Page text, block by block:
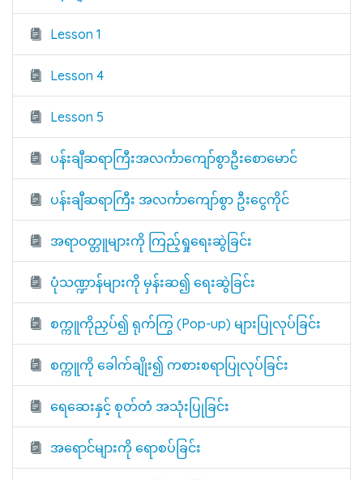
Lesson 1
Lesson 4
Lesson 5
ပန်းချီဆရာကြီးအလင်္ကာကျော်စွာဦးစောမောင်
ပန်းချီဆရာကြီး အလင်္ကာကျော်စွာ ဦးငွေကိုင်
အရာဝတ္တူများကို ကြည့်ရှုရေးဆွဲခြင်း
ပုံသဏ္ဍာန်များကို မှန်းဆ၍ ရေးဆွဲခြင်း
စက္ကူကိုညှပ်၍ ရုက်ကြွ (Pop-up) များပြုလုပ်ခြင်း
စက္ကူကို ခေါက်ချိုး၍ ကစားစရာပြုလုပ်ခြင်း
ရေဆေးနှင့် စုတ်တံ အသုံးပြုခြင်း
အရောင်များကို ရောစပ်ခြင်း